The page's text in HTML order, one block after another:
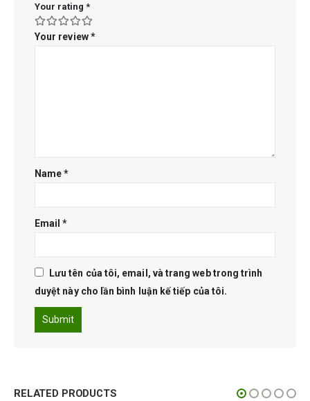
Your rating *
Your review*
Name*
Email*
Lưu tên của tôi, email, và trang web trong trình
duyệt này cho lần bình luận kế tiếp của tôi.
RELATED PRODUCTS